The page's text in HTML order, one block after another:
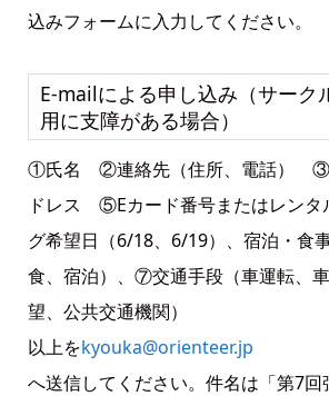
込みフォームに入力してください。
E-mailによる申し込み（サーク
用に支障がある場合）
①氏名 ②連絡先（住所、電話）
ドレス ⑤Eカード番号またはレン
グ希望日（6/18、6/19）、宿泊・食
食、宿泊）、⑦交通手段（車運転、
望、公共交通機関）
以上をkyouka@orienteer.jp
へ送信してください。件名は「第7回